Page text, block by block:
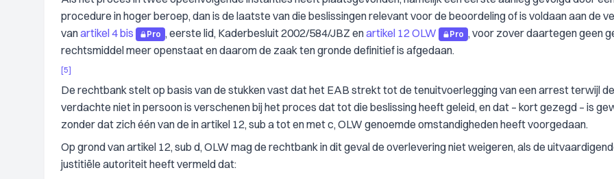
procedure in hoger beroep, dan is de laatste van die beslissingen relevant voor de beoordeling of is voldaan aan de
vanartikel 4 bis Pro , eerste lid, Kaderbesluit 2002/584/JBZ enartikel 12 OLW Pro , voor zover daartegen geen
rechtsmiddel meer openstaat en daarom de zaak ten gronde definitief is afgedaan.
[5]
De rechtbank stelt op basis van de stukken vast dat het EAB strekt tot de tenuitvoerlegging van een arrest terwijl de
verdachte niet in persoon is verschenen bij het proces dat tot die beslissing heeft geleid, en dat – kort gezegd – is
zonder dat zich één van de in artikel 12, sub a tot en met c, OLW genoemde omstandigheden heeft voorgedaan.
Op grond van artikel 12, sub d, OLW mag de rechtbank in dit geval de overlevering niet weigeren, als de
justitiële autoriteit heeft vermeld dat: